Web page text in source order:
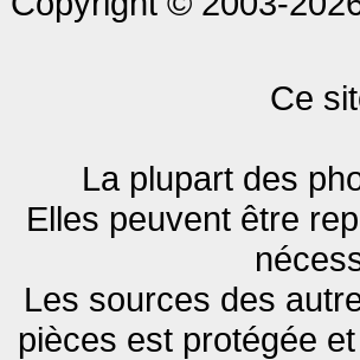
Ce
La plupart des
Elles peuvent être
Les sources des
pièces est protégée